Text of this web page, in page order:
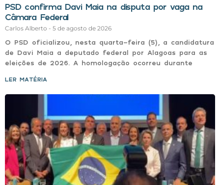
PSD confirma Davi Maia na disputa por vaga na
Câmara Federal
Carlos Alberto 5 de agosto de 2026
O PSD oficializou, nesta quarta-feira (5), a candidatura
de Davi Maia a deputado federal por Alagoas para as
eleições de 2026. A homologação ocorreu durante
LER MATÉRIA »